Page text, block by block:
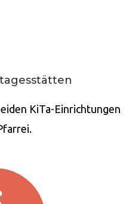
KiTa-Einrichtungen